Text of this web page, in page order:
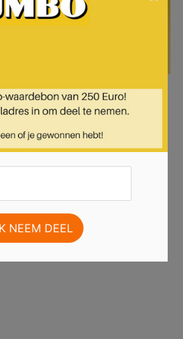
van de Jumbo folder, geldig van